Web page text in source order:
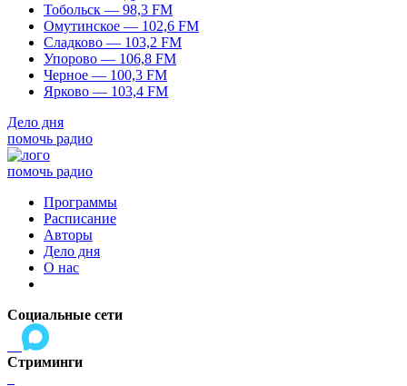
Тобольск — 98,3 FM
Омутинское — 102,6 FM
Сладково — 103,2 FM
Упорово — 106,8 FM
Черное — 100,3 FM
Ярково — 103,4 FM
Дело дня
помочь радио
помочь радио
Программы
Расписание
Авторы
Дело дня
О нас
Социальные сети
Стриминги